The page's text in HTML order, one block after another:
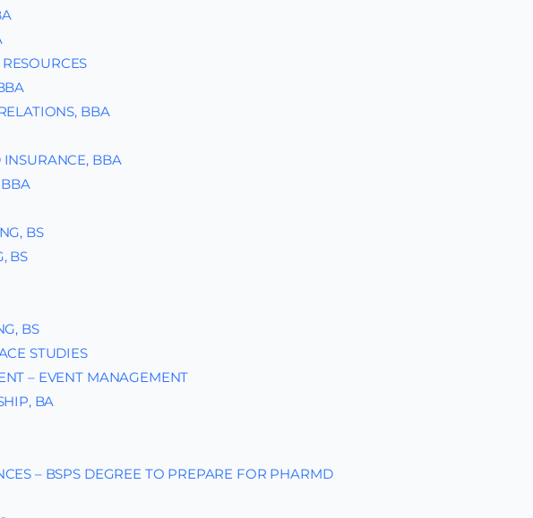
BBA
BBA
BS
BS
BS
STUDIES
– EVENT MANAGEMENT
BA
– BSPS DEGREE TO PREPARE FOR PHARMD